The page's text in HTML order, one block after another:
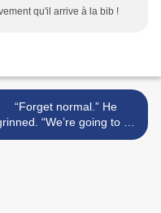
qu'il arrive à la bib !
“Forget normal.” He
“We’re going to be
extraordinary.” >